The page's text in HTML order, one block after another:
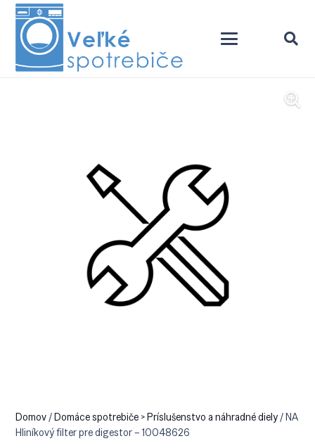
Domov/Domáce spotrebiče > Príslušenstvo a náhradné diely/ NA
Hliníkový filter pre digestor – 10048626